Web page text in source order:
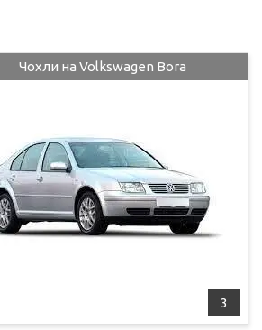
3
Чохли на Volkswagen Bora